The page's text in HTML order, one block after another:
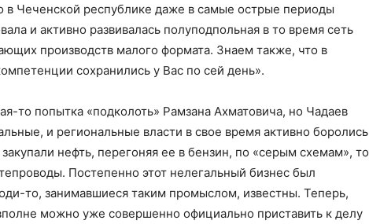
Чеченской республике даже в самые острые периоды
и активно развивалась полуподпольная в то время сеть
производств малого формата. Знаем также, что в
сохранились у Вас по сей день».
то попытка «подколоть» Рамзана Ахматовича, но Чадаев
и региональные власти в свое время активно боролись
нефть, перегоняя ее в бензин, по «серым схемам», то
Постепенно этот нелегальный бизнес был
то, занимавшиеся таким промыслом, известны. Теперь,
можно уже совершенно официально приставить к делу